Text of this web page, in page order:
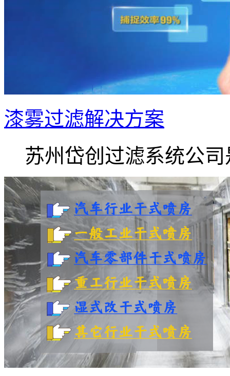
漆雾过滤解决方案
苏州岱创过滤系统公司